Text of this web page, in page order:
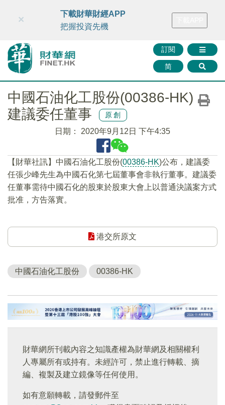
財華智庫網 FINTV FINMETA 財華證券 媒體矩陣
訂閱
简
×
下載財華財經APP
把握投資先機
中國石油化工股份(00386-HK)
建議委任董事
原創
日期： 2020年9月12日 下午4:35
【財華社訊】中國石油化工股份(00386-HK)公布，建議委
任張少峰先生為中國石化第七屆董事會非執行董事。建議委
任董事需待中國石化的股東於股東大會上以普通決議案方式
批准，方告落實。
港交所原文
中國石油化工股份 00386-HK
財華網所刊載內容之知識產權為財華網及相關權利
人專屬所有或持有。未經許可，禁止進行轉載、摘
編、複製及建立鏡像等任何使用。
如有意願轉載，請發郵件至